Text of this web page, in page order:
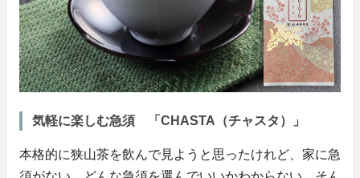
気軽に楽しむ急須 「CHASTA（チャスタ）」
本格的に狭山茶を飲んで見ようと思ったけれど、家に急